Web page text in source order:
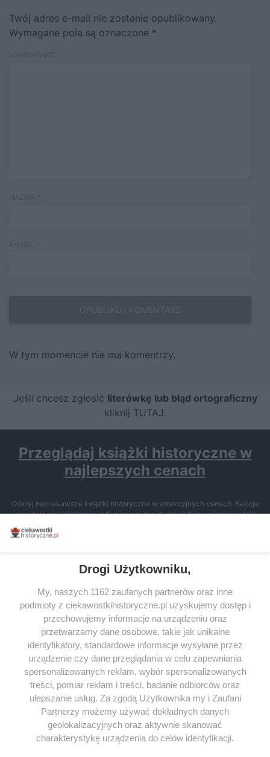
Twój adres e-mail nie zostanie opublikowany.
Wymagane pola są oznaczone *
W tym momencie nie ma komentrzy.
Jeśli chcesz zgłosić literówkę lub błąd ortograficzny
kliknij TUTAJ.
Przeglądaj książki historyczne w
najlepszych cenach
Odkryj najciekawsze książki historyczne w atrakcyjnych cenach. Sekcja
powstała we współpracy z Lubimyczytac.pl, największą społecznością
tytułów najwyżej ocenianych przez czytelników.
SERWIS
SPOŁECZNOŚĆ
WSPÓŁPRACA
KONTAKT
ODWIEDŹ RÓWNIEŻ:
Drogi Użytkowniku,
My, naszych 1162 zaufanych partnerów oraz inne
podmioty z ciekawostkihistoryczne.pl uzyskujemy dostęp i
przechowujemy informacje na urządzeniu oraz
przetwarzamy dane osobowe, takie jak unikalne
identyfikatory, standardowe informacje wysyłane przez
urządzenie czy dane przeglądania w celu zapewniania
spersonalizowanych reklam, wybór spersonalizowanych
treści, pomiar reklam i treści, badanie odbiorców oraz
ulepszanie usług. Za zgodą Użytkownika my i Zaufani
Partnerzy możemy używać dokładnych danych
geolokalizacyjnych oraz aktywnie skanować
charakterystykę urządzenia do celów identyfikacji.